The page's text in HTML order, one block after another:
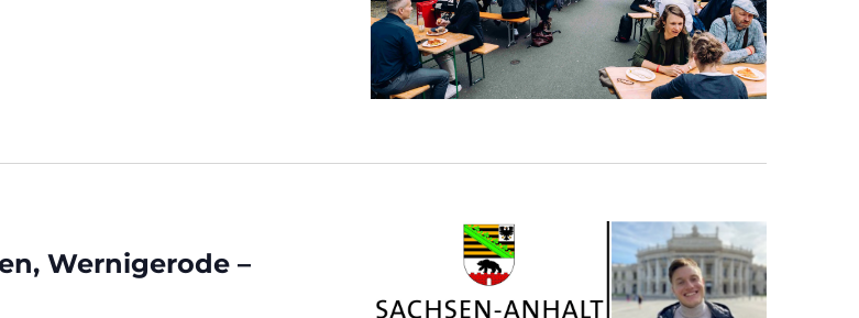
Wernigerode –